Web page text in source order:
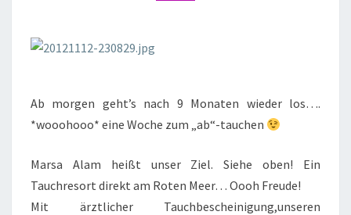
Ab morgen geht’s nach 9 Monaten wieder los….
*wooohooo* eine Woche zum „ab“-tauchen
Marsa Alam heißt unser Ziel. Siehe oben! Ein
Tauchresort direkt am Roten Meer… Oooh Freude!
Mit ärztlicher Tauchbescheinigung,unseren